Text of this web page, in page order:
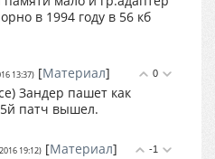
в 1994 году в 56 кб
0
13:37) [Материал]
Зандер пашет как
патч вышел.
-1
19:12) [Материал]